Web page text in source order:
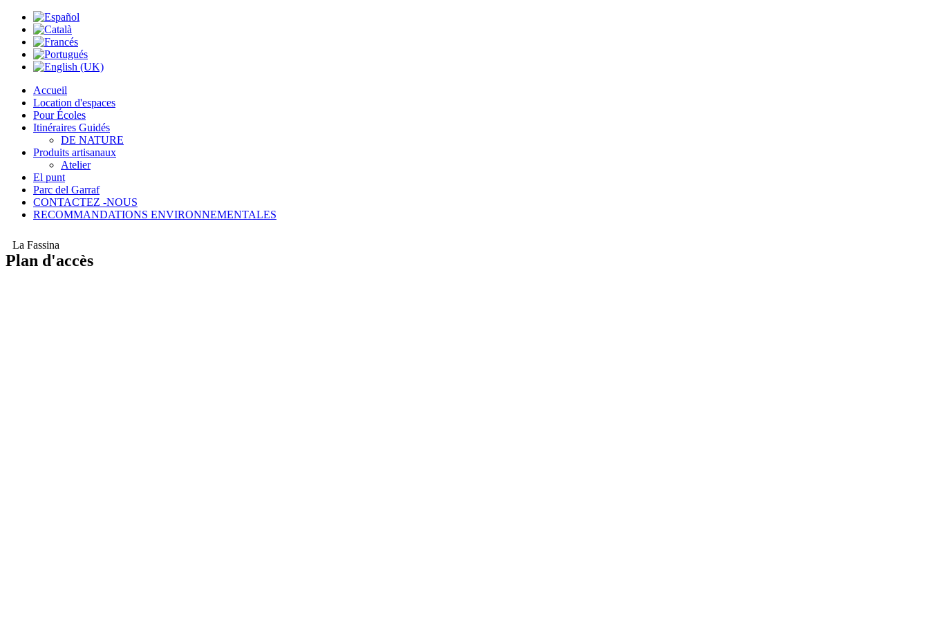
Accueil
Location d'espaces
Pour Écoles
Itinéraires Guidés
DE NATURE
Produits artisanaux
Atelier
El punt
Parc del Garraf
CONTACTEZ -NOUS
RECOMMANDATIONS ENVIRONNEMENTALES
La Fassina
Plan d'accès